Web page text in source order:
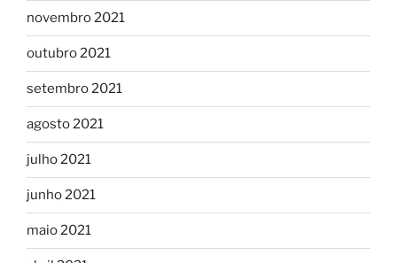
novembro 2021
outubro 2021
setembro 2021
agosto 2021
julho 2021
junho 2021
maio 2021